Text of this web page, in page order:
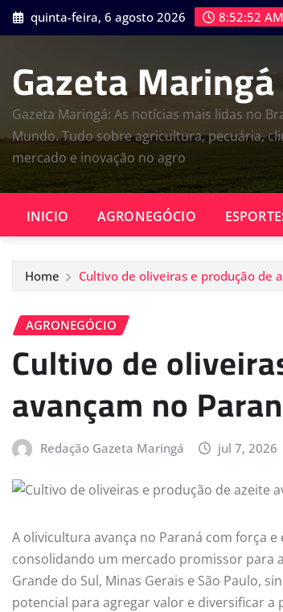
Skip
to
quinta-feira, 6 agosto 2026 8:52:53 AM
Gazeta Maringá
Gazeta Maringá: As notícias mais lidas no
Mundo. Tudo sobre agricultura, pecuária,
mercado e inovação no agro
INICIO AGRONEGÓCIO
Home Cultivo de oliveiras e produção de
AGRONEGÓCIO
Cultivo de
avançam no
Redação Gazeta Maringá jul 7, 2026
A olivicultura avança no Paraná com força
consolidando um mercado promissor para
Grande do Sul, Minas Gerais e São Paulo,
potencial para agregar valor e diversificar a